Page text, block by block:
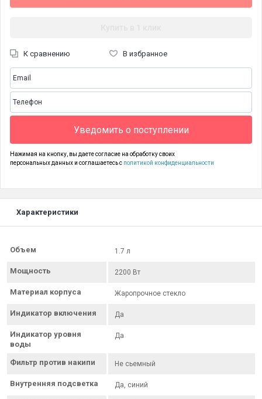
К сравнению В избранное
Уведомить о поступлении
Нажимая на кнопку, вы даете согласие на обработку своих
персональных данных и соглашаетесь с политикой конфиденциальности
Характеристики
Объем 1.7 л
Мощность 2200 Вт
Материал корпуса Жаропрочное стекло
Индикатор включения Да
Индикатор уровня
воды
Да
Фильтр против накипи Не сьемный
Внутренняя подсветка Да, синий